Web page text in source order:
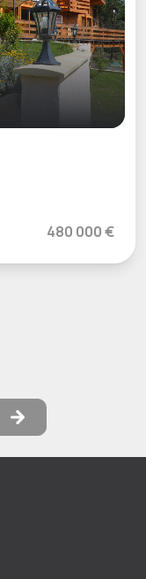
480 000 €